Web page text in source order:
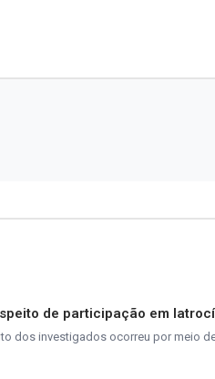
de participação em
dos investigados ocorreu por meio